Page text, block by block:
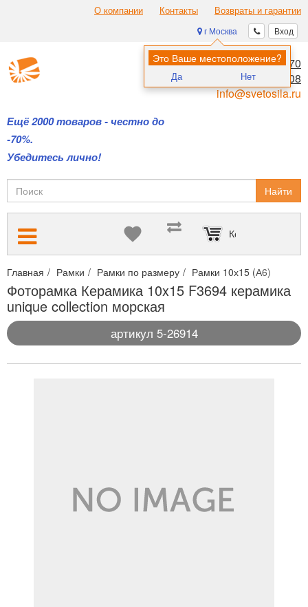
О компании Контакты Возвраты и гарантии
Вход
г Москва
Это Ваше местоположение?
Да Нет
Ещё 2000 товаров - честно до
-70%.
Убедитесь лично!
8 (495) 970-00-70
8 (800) 700-11-08
info@svetosila.ru
Найти
Корзина пуста
Главная Рамки Рамки по размеру Рамки 10х15 (А6)
Фоторамка Керамика 10x15 F3694 керамика
unique collection морская
артикул 5-26914